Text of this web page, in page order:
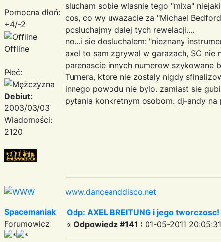
Pomocna dłoń:
+4/-2
Offline
Płeć:
Debiut:
2003/03/03
Wiadomości:
2120
slucham sobie wlasnie tego "mixa"
cos, co wy uwazacie za "Michael
posluchajmy dalej tych rewelacji....
no...i sie dosluchalem: "nieznany
axel to sam zgrywal w garazach, SC nie
parenascie innych numerow szykowane
Turnera, ktore nie zostaly nigdy
innego powodu nie bylo. zamiast sie
pytania konkretnym osobom. dj-andy na
www.danceanddisco.net
Spacemaniak
Forumowicz
Odp: AXEL BREITUNG i jego
« Odpowiedz #141 : 01-05-2011